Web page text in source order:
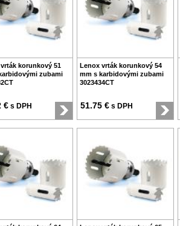
vrták korunkový 51
zubami
€ s DPH
Lenox vrták korunkový 54
mm s karbidovými zubami
3023434CT
51.75 € s DPH